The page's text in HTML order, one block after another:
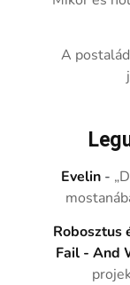
A
Evelin -
Robosztus
Fail - And